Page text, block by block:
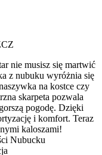
nie musisz się martwić
z nubuku wyróżnia się
na kostce czy
skarpeta pozwala
pogodę. Dzięki
i komfort. Teraz
kaloszami!
Nubucku